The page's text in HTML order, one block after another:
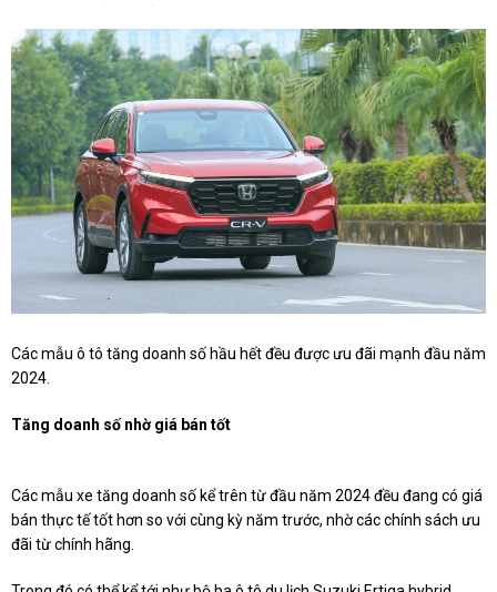
Các mẫu ô tô tăng doanh số hầu hết đều được ưu đãi mạnh đầu năm
2024.
Tăng doanh số nhờ giá bán tốt
Các mẫu xe tăng doanh số kể trên từ đầu năm 2024 đều đang có giá
bán thực tế tốt hơn so với cùng kỳ năm trước, nhờ các chính sách ưu
đãi từ chính hãng.